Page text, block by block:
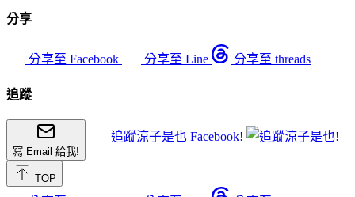
分享
分享至 Facebook 分享至 Line 分享至 threads
追蹤
寫 Email 給我!
追蹤涼子是也 Facebook!
TOP